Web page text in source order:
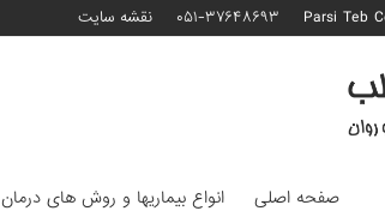
Parsi Teb ۰۵۱-۳۷۶۴۸۶۹۳ نقشه سایت
صفحه اصلی انواع بیماریها و روش های درمان